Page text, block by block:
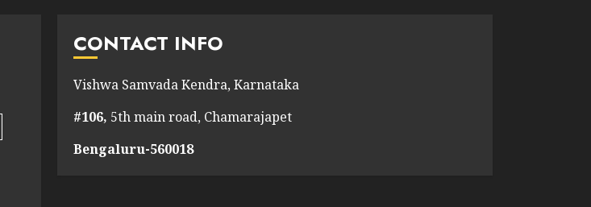
CONTACT INFO
Vishwa Samvada Kendra, Karnataka
#106, 5th main road, Chamarajapet
Bengaluru-560018